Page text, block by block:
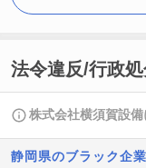
法令違反/行政
株式会社横須賀設備
静岡県のブラック企